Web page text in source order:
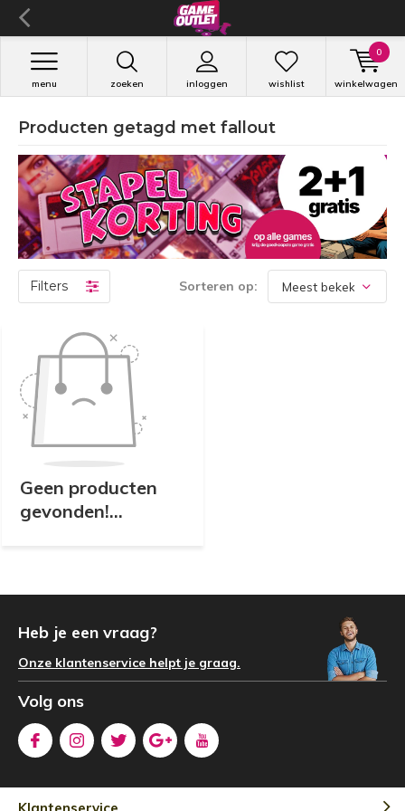
zoeken inloggen
menu wishlist winkelwagen
0
Producten getagd met fallout
Filters Sorteren op:
Geen producten
gevonden!...
Heb je een vraag?
Onze klantenservice helpt je graag.
Volg ons